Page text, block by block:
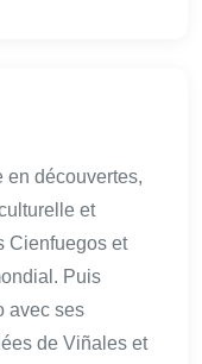
en découvertes,
et
Cienfuegos et
Puis
avec ses
de Viñales et